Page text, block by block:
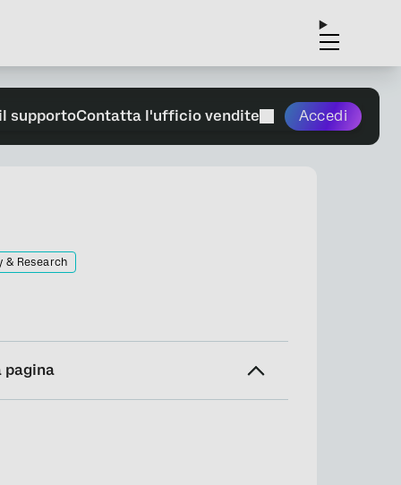
supportoContatta l'ufficio vendite Accedi
& Research
pagina